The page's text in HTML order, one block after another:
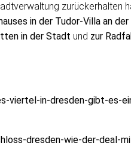
zurückerhalten
in der Tudor-Villa an
in der Stadt und zur
viertel-in-dresden-gibt-es-
dresden-wie-der-deal-